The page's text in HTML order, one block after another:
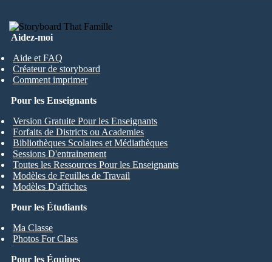
Aidez-moi
Aide et FAQ
Créateur de storyboard
Comment imprimer
Pour les Étudiants
Ma Classe
Photos For Class
Pour les Enseignants
Version Gratuite Pour les Enseignants
Forfaits de Districts ou Academies
Bibliothèques Scolaires et Médiathèques
Sessions D'entrainement
Toutes les Ressources Pour les Enseignants
Modèles de Feuilles de Travail
Modèles D'affiches
Pour les Équipes